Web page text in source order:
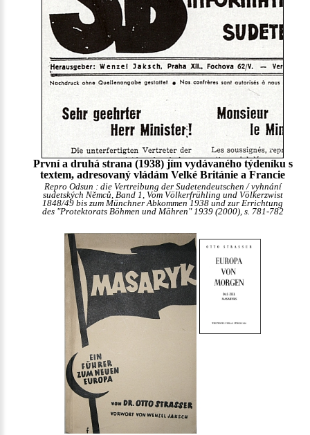
První a druhá strana (1938) jím vydávaného týdeníku s
textem, adresovaný vládám Velké Británie a Francie
Repro Odsun : die Vertreibung der Sudetendeutschen / vyhnání
sudetských Němců, Band 1, Vom Völkerfrühling und Völkerzwist
1848/49 bis zum Münchner Abkommen 1938 und zur Errichtung
des "Protektorats Böhmen und Mähren" 1939 (2000), s. 781-782